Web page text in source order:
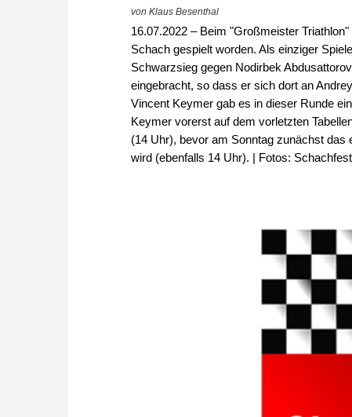
von Klaus Besenthal
16.07.2022 – Beim "Großmeister
Schach gespielt worden. Als einziger
Schwarzsieg gegen Nodirbek
eingebracht, so dass er sich dort an
Vincent Keymer gab es in dieser Runde
Keymer vorerst auf dem vorletzten
(14 Uhr), bevor am Sonntag zunächst
wird (ebenfalls 14 Uhr). | Fotos: